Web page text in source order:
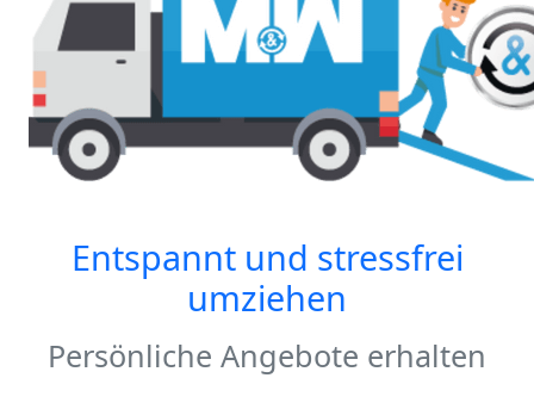
Entspannt und stressfrei
umziehen
Persönliche Angebote erhalten